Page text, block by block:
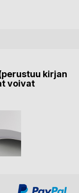
kirjan
voivat